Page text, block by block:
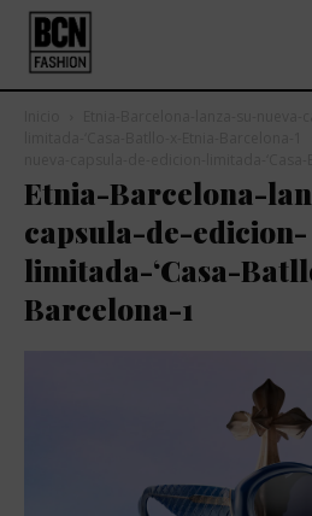
Etnia-Barcelona-
capsula-de-edicion-
limitada-‘Casa-
Barcelona-1